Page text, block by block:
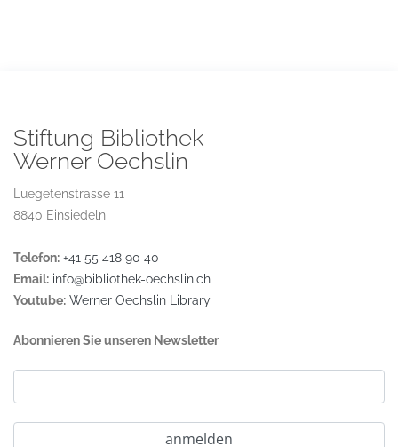
Stiftung Bibliothek
Werner Oechslin
Luegetenstrasse 11
8840 Einsiedeln
Telefon: +41 55 418 90 40
Email: info@bibliothek-oechslin.ch
Youtube: Werner Oechslin Library
Abonnieren Sie unseren Newsletter